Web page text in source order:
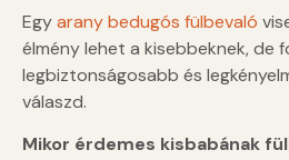
Egyarany bedugós fülbevaló
élmény lehet a kisebbeknek, de
legbiztonságosabb és
válaszd.
Mikor érdemes kisbabának